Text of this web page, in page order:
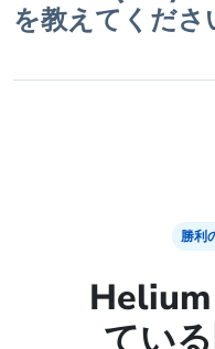
を教えてくださ
勝利